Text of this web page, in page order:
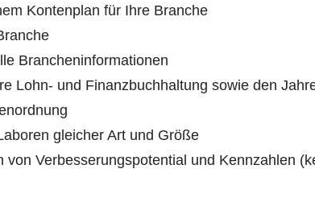
Kontenplan für Ihre Branche
Brancheninformationen
Lohn- und Finanzbuchhaltung sowie den
gleicher Art und Größe
Verbesserungspotential und Kennzahlen